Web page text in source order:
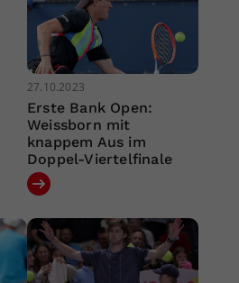
27.10.2023
Erste Bank Open:
Weissborn mit
knappem Aus im
Doppel-Viertelfinale